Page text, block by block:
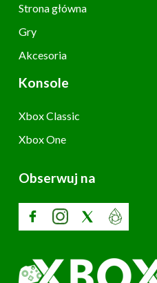
Strona główna
Gry
Akcesoria
Konsole
Xbox Classic
Xbox One
Obserwuj na